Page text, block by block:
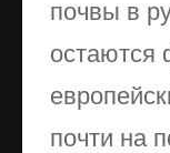
почвы в
остаются
почти на